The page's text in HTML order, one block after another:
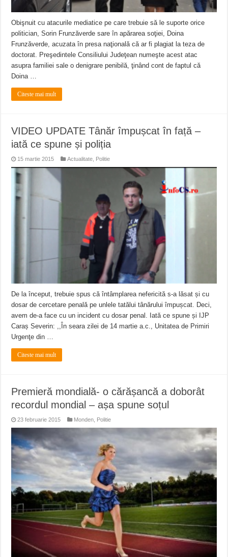
Obişnuit cu atacurile mediatice pe care trebuie să le suporte orice
politician, Sorin Frunzăverde sare în apărarea soţiei, Doina
Frunzăverde, acuzata în presa naţională că ar fi plagiat la teza de
doctorat. Preşedintele Consiliului Judeţean numeşte acest atac
asupra familiei sale o denigrare penibilă, ţinând cont de faptul că
Doina …
Citeste mai mult
VIDEO UPDATE Tânăr împușcat în față –
iată ce spune și poliția
15 martie 2015 Actualitate Politie
De la început, trebuie spus că întâmplarea nefericită s-a lăsat și cu
dosar de cercetare penală pe unlele tatălui tânărului împușcat. Deci,
avem de-a face cu un incident cu dosar penal. Iată ce spune și IJP
Caraș Severin: ,,În seara zilei de 14 martie a.c., Unitatea de Primiri
Urgenţe din …
Citeste mai mult
Premieră mondială- o cărășancă a doborât
recordul mondial – așa spune soțul
23 februarie 2015 Monden Politie